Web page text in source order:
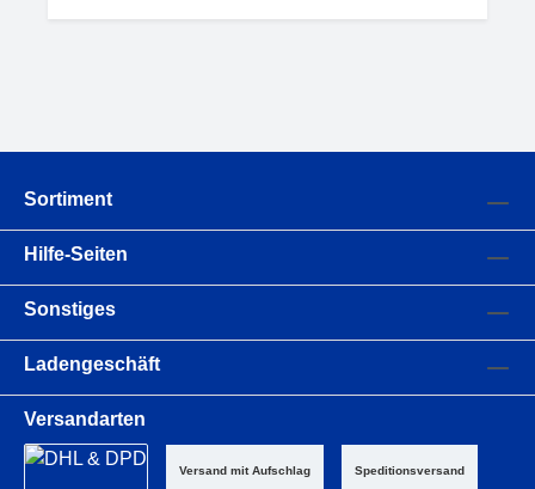
Sortiment
Hilfe-Seiten
Sonstiges
Ladengeschäft
Versandarten
Versand mit Aufschlag Speditionsversand